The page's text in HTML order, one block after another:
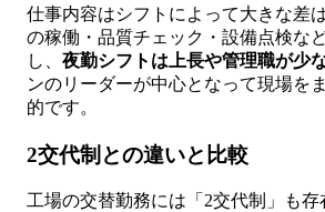
仕事内容はシフトによって大きな差
の稼働・品質チェック・設備点検な
し、 夜勤シフトは上長や管理職が少
ンのリーダーが中心となって現場を
的です。
2交代制との違いと比較
工場の交替勤務には「2交代制」も存